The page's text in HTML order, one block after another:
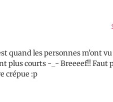
quand les personnes m’ont
courts -_- Breeeef!! Faut
crépue :p